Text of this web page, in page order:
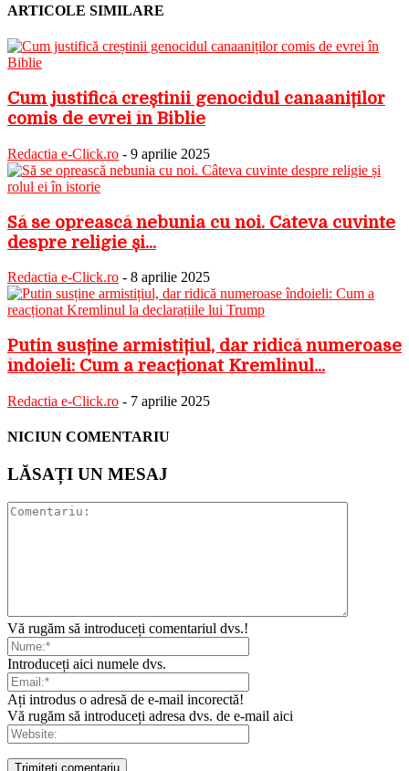
ARTICOLE SIMILARE
Cum justifică creștinii genocidul canaaniților
comis de evrei în Biblie
Redactia e-Click.ro - 9 aprilie 2025
Să se oprească nebunia cu noi. Câteva cuvinte
despre religie și...
Redactia e-Click.ro - 8 aprilie 2025
Putin susține armistițiul, dar ridică numeroase
îndoieli: Cum a reacționat Kremlinul...
Redactia e-Click.ro - 7 aprilie 2025
NICIUN COMENTARIU
LĂSAȚI UN MESAJ
Vă rugăm să introduceți comentariul dvs.!
Introduceți aici numele dvs.
Ați introdus o adresă de e-mail incorectă!
Vă rugăm să introduceți adresa dvs. de e-mail aici